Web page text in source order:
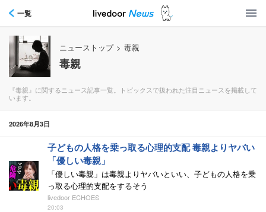
一覧
ニューストップ > 毒親
毒親
『毒親』に関するニュース記事一覧。トピックスで扱われた注目ニュースを掲載して
います。
2026年8月3日
子どもの人格を乗っ取る心理的支配 毒親よりヤバい
「優しい毒親」
「優しい毒親」は毒親よりヤバいといい、子どもの人格を乗
っ取る心理的支配をするそう
livedoor ECHOES
20:03